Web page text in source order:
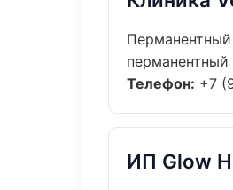
Телефон: +7
ИП Glow